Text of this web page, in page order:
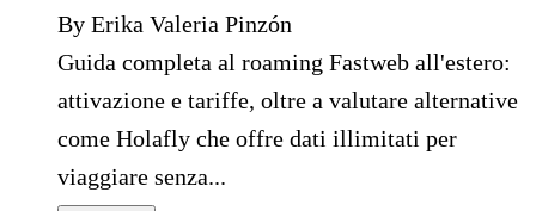
By Erika Valeria Pinzón
Guida completa al roaming Fastweb all'estero:
attivazione e tariffe, oltre a valutare alternative
come Holafly che offre dati illimitati per
viaggiare senza...